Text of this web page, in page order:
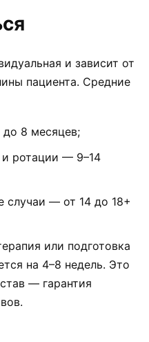
и зависит от
пациента. Средние
8 месяцев;
и ротации — 9–14
случаи — от 14 до 18+
или подготовка
на 4–8 недель. Это
— гарантия